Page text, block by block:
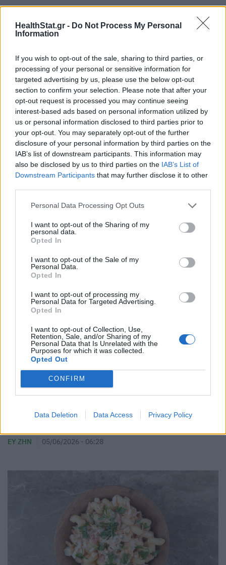
HealthStat.gr - Do Not Process My Personal
Information
If you wish to opt-out of the sale, sharing to third parties, or
processing of your personal or sensitive information for
targeted advertising by us, please use the below opt-out
section to confirm your selection. Please note that after your
opt-out request is processed you may continue seeing
interest-based ads based on personal information utilized by
us or personal information disclosed to third parties prior to
your opt-out. You may separately opt-out of the further
disclosure of your personal information by third parties on the
IAB’s list of downstream participants. This information may
also be disclosed by us to third parties on the IAB’s List of
Downstream Participants that may further disclose it to other
Personal Data Processing Opt Outs
I want to opt-out of the Sharing of my
personal data.
Opted In
I want to opt-out of the Sale of my
Personal Data.
Opted In
I want to opt-out of processing my
Personal Data for Targeted Advertising.
Opted In
I want to opt-out of Collection, Use,
Retention, Sale, and/or Sharing of my
Personal Data that Is Unrelated with the
Purposes for which it was collected.
Opted Out
CONFIRM
Data Deletion Data Access Privacy Policy
ΕΥ ΖΗΝ 18/06/2026 - 09:30
Οι 11 πιο χορταστικές τροφές που θα σάς
«σώσουν» αν κάνετε δίαιτα
ΕΥ ΖΗΝ 05/06/2026 - 16:43
Συνταγή για πανεύκολο κέικ κακάο διαίτης,
χωρίς ζάχαρη και βούτυρο
ΕΥ ΖΗΝ 05/06/2026 - 06:28